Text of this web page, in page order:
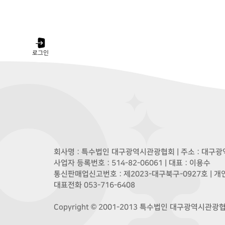
로그인
회사명 : 특수법인 대구광역시관광협회 | 주소 : 대구
사업자 등록번호 : 514-82-06061 | 대표 : 이용수
통신판매업신고번호 : 제2023-대구북구-0927호 | 개
대표전화 053-716-6408
Copyright © 2001-2013 특수법인 대구광역시관광